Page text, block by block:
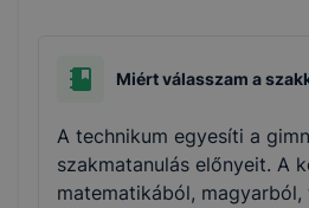
Miért válasszam a
A technikum egyesíti a
szakmatanulás előnyeit. A
matematikából,